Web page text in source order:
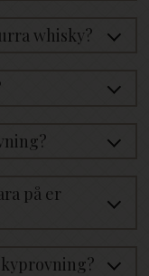
whisky?
på er